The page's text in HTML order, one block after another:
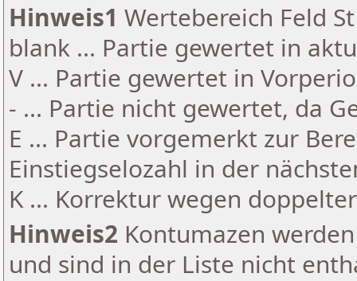
Hinweis1 Wertebereich Feld
blank ... Partie gewertet in
V ... Partie gewertet in
- ... Partie nicht gewertet, da
E ... Partie vorgemerkt zur
Einstiegselozahl in der
K ... Korrektur wegen
Hinweis2 Kontumazen
und sind in der Liste nicht